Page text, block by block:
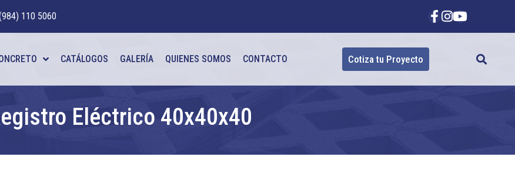
110 5060
CATÁLOGOS GALERÍA QUIENES SOMOS CONTACTO Cotiza tu Proyecto
Eléctrico 40x40x40